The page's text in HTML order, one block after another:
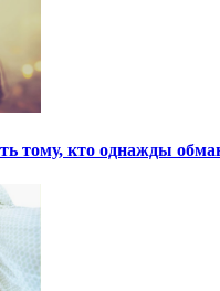
тому, кто однажды